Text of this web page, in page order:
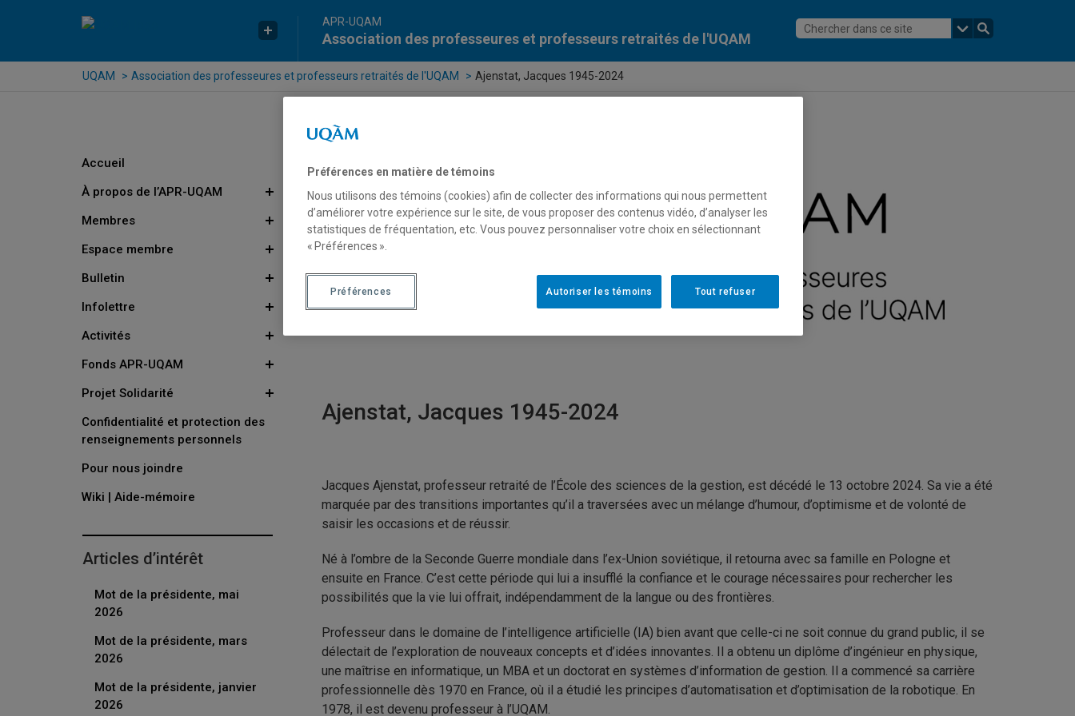
APR-UQAM
Association des professeures et professeurs retraités de l'UQAM
UQAM Association des professeures et professeurs retraités de l'UQAM Ajenstat, Jacques 1945-2024
Accueil
À propos de l’APR-UQAM
Membres
Espace membre
Bulletin
Infolettre
Activités
Fonds APR-UQAM
Projet Solidarité
Confidentialité et protection des
renseignements personnels
Pour nous joindre
Wiki | Aide-mémoire
Articles d’intérêt
Mot de la présidente, mai
2026
Mot de la présidente, mars
2026
Mot de la présidente, janvier
2026
Ajenstat, Jacques 1945-2024
Jacques Ajenstat, professeur retraité de l’École des sciences de la gestion, est décédé le 13 octobre 2024. Sa vie a été
marquée par des transitions importantes qu’il a traversées avec un mélange d’humour, d’optimisme et de volonté de
saisir les occasions et de réussir.
Né à l’ombre de la Seconde Guerre mondiale dans l’ex-Union soviétique, il retourna avec sa famille en Pologne et
ensuite en France. C’est cette période qui lui a insufflé la confiance et le courage nécessaires pour rechercher les
possibilités que la vie lui offrait, indépendamment de la langue ou des frontières.
Professeur dans le domaine de l’intelligence artificielle (IA) bien avant que celle-ci ne soit connue du grand public, il se
délectait de l’exploration de nouveaux concepts et d’idées innovantes. Il a obtenu un diplôme d’ingénieur en physique,
une maîtrise en informatique, un MBA et un doctorat en systèmes d’information de gestion. Il a commencé sa carrière
professionnelle dès 1970 en France, où il a étudié les principes d’automatisation et d’optimisation de la robotique. En
1978, il est devenu professeur à l’UQAM.
Préférences en matière de témoins
Nous utilisons des témoins (cookies) afin de collecter des informations qui nous permettent
d’améliorer votre expérience sur le site, de vous proposer des contenus vidéo, d’analyser les
statistiques de fréquentation, etc. Vous pouvez personnaliser votre choix en sélectionnant
« Préférences ».
Tout refuser
Autoriser les témoins
Préférences